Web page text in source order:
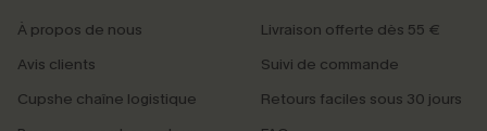
À propos de nous
Avis clients
Cupshe chaîne logistique
Livraison offerte dès 55 €
Suivi de commande
Retours faciles sous 30 jours